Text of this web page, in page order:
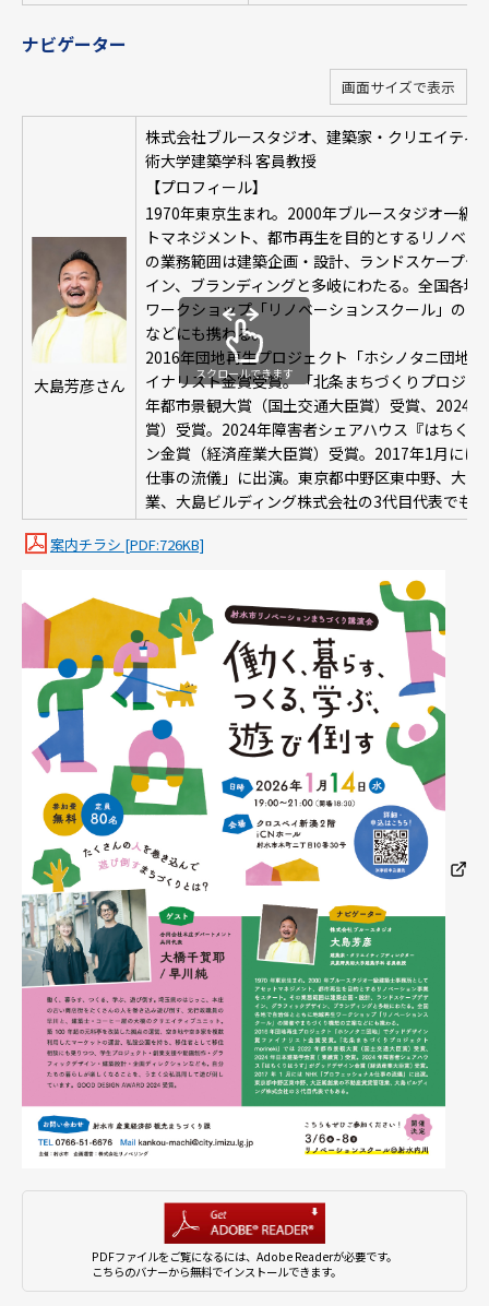
ナビゲーター
画面サイズで表示
大島芳彦さん
株式会社ブルースタジオ、建築家・クリエイティ
術大学建築学科 客員教授
【プロフィール】
1970年東京生まれ。2000年ブルースタジオ一級
トマネジメント、都市再生を目的とするリノベ
の業務範囲は建築企画・設計、ランドスケープデ
イン、ブランディングと多岐にわたる。全国各地
ワークショップ「リノベーションスクール」の
などにも携わる。
2016年団地再生プロジェクト「ホシノタニ団地
イナリスト金賞受賞。「北条まちづくりプロジ
年都市景観大賞（国土交通大臣賞）受賞、2024
賞）受賞。2024年障害者シェアハウス『はちく
ン金賞（経済産業大臣賞）受賞。2017年1月には
仕事の流儀」に出演。東京都中野区東中野、大正
業、大島ビルディング株式会社の3代目代表でも
スクロールできます
案内チラシ [PDF:726KB]
PDFファイルをご覧になるには、Adobe Readerが必要です。
こちらのバナーから無料でインストールできます。